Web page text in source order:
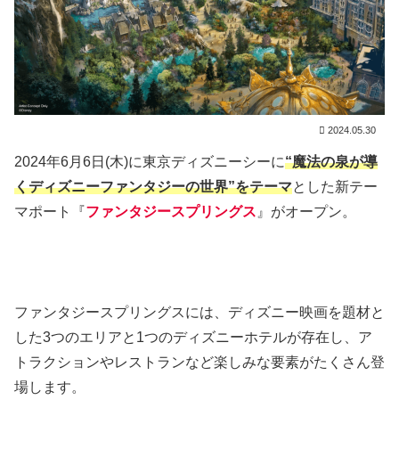
2024.05.30
2024年6月6日(木)に東京ディズニーシーに“魔法の泉が導
くディズニーファンタジーの世界”をテーマとした新テー
マポート『ファンタジースプリングス 』がオープン。
ファンタジースプリングスには、ディズニー映画を題材と
した3つのエリアと1つのディズニーホテルが存在し、ア
トラクションやレストランなど楽しみな要素がたくさん登
場します。